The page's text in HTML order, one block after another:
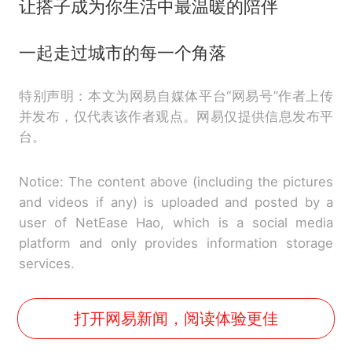
让搭子成为你生活中最温暖的陪伴
一起走过城市的每一个角落
特别声明：本文为网易自媒体平台“网易号”作者上传
并发布，仅代表该作者观点。网易仅提供信息发布平
台。
Notice: The content above (including the pictures
and videos if any) is uploaded and posted by a
user of NetEase Hao, which is a social media
platform and only provides information storage
services.
打开网易新闻，阅读体验更佳